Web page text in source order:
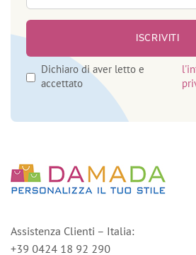
Dichiaro di aver letto e
accettato
Assistenza Clienti – Italia:
+39 0424 18 92 290